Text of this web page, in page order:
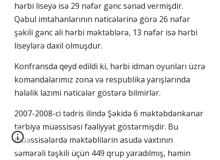
hərbi liseyə isə 29 nəfər gənc sənəd vermişdir.
Qəbul imtahanlarının nəticələrinə görə 26 nəfər
şəkili gənc ali hərbi məktəblərə, 13 nəfər isə hərbi
liseylərə daxil olmuşdur.
Konfransda qeyd edildi ki, hərbi idman oyunları üzrə
komandalarımız zona və respublika yarışlarında
hələlik lazımi nəticələr göstərə bilmirlər.
2007-2008-ci tədris ilində Şəkidə 6 məktəbdənkənar
tərbiyə müəssisəsi fəaliyyət göstərmişdir. Bu
müəssisələrdə məktəblilərin asudə vaxtının
səmərəli təşkili üçün 449 qrup yaradılmış, həmin